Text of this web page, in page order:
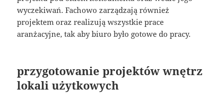
wyczekiwań. Fachowo zarządzają również
projektem oraz realizują wszystkie prace
aranżacyjne, tak aby biuro było gotowe do pracy.
przygotowanie projektów wnętrz
lokali użytkowych